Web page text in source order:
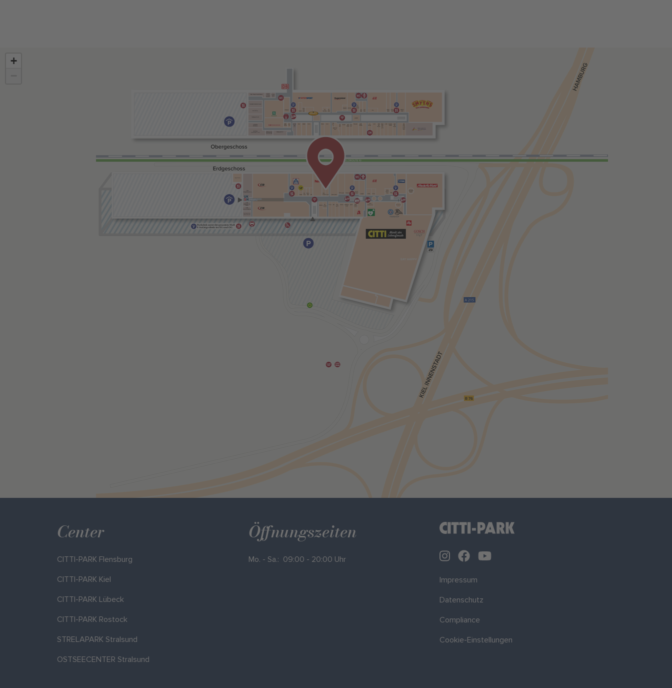
Parkdeck unter der gesamten Mall
9 Aufzüge direkt ins EG und OG
+
Center
CITTI-PARK Flensburg
CITTI-PARK Kiel
CITTI-PARK Lübeck
CITTI-PARK Rostock
STRELAPARK Stralsund
OSTSEECENTER Stralsund
Öffnungszeiten
Mo. - Sa.: 09:00 - 20:00 Uhr
Impressum
Datenschutz
Compliance
Cookie-Einstellungen